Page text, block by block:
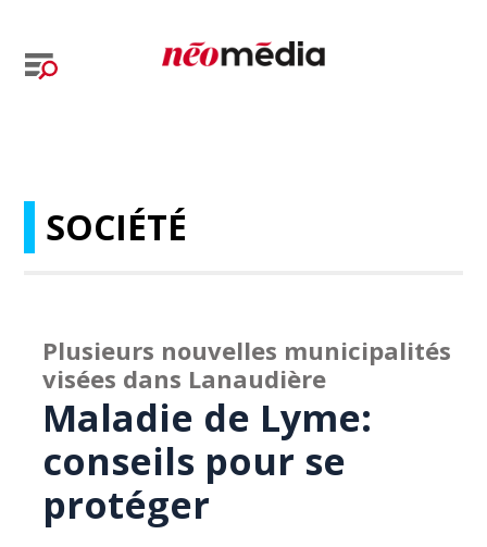
SOCIÉTÉ
Plusieurs nouvelles municipalités
visées dans Lanaudière
Maladie de Lyme:
conseils pour se
protéger